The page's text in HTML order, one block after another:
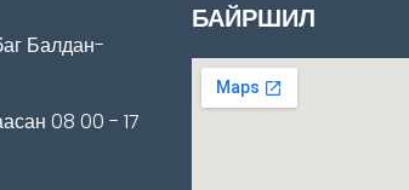
Балдан-
08 00 - 17
БАЙРШИЛ